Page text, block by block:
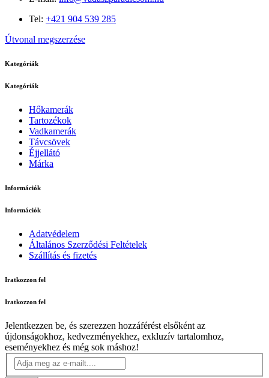
Tel: +421 904 539 285
Útvonal megszerzése
Kategóriák
Kategóriák
Hőkamerák
Tartozékok
Vadkamerák
Távcsövek
Éjjellátó
Márka
Információk
Információk
Adatvédelem
Általános Szerződési Feltételek
Szállítás és fizetés
Iratkozzon fel
Iratkozzon fel
Jelentkezzen be, és szerezzen hozzáférést elsőként az
újdonságokhoz, kedvezményekhez, exkluzív tartalomhoz,
eseményekhez és még sok máshoz!